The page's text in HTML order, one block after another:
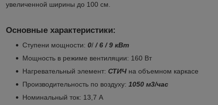
увеличенной ширины до 100 см.
Основные характеристики:
Ступени мощности: 0// 6 / 9 кВт
Мощность в режиме вентиляции: 160 Вт
Нагревательный элемент: СТИЧ на объемном каркасе
Производительность по воздуху: 1050 м3/час
Номинальный ток: 13,7 А